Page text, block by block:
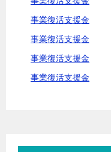
事業復活支援金
事業復活支援金
事業復活支援金
事業復活支援金